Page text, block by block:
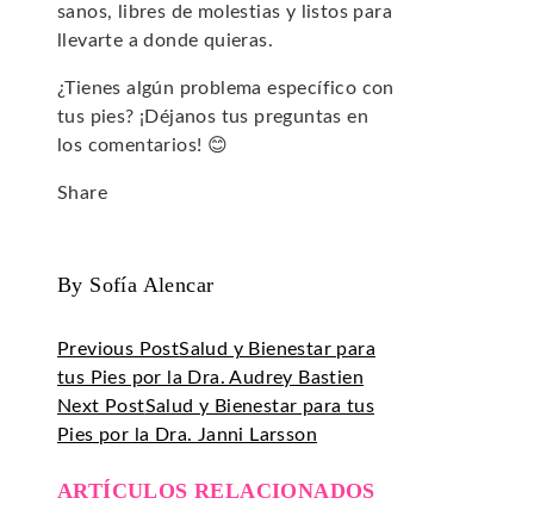
sanos, libres de molestias y listos para
llevarte a donde quieras.
¿Tienes algún problema específico con
tus pies? ¡Déjanos tus preguntas en
los comentarios! 😊
Share
By Sofía Alencar
Previous PostSalud y Bienestar para
tus Pies por la Dra. Audrey Bastien
Next PostSalud y Bienestar para tus
Pies por la Dra. Janni Larsson
ARTÍCULOS RELACIONADOS